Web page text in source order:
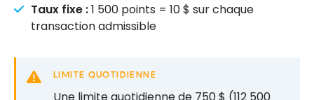
Taux fixe :1 500 points = 10 $ sur chaque
transaction admissible
LIMITE QUOTIDIENNE
Une limite quotidienne de 750 $ (112 500